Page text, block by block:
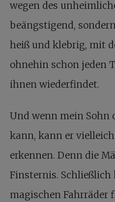
wegen des
beängstigend,
heiß und klebrig, mit
ohnehin schon jeden
ihnen wiederfindet.
Und wenn mein Sohn
kann, kann er
erkennen. Denn die
Finsternis. Schließlich
magischen Fahrräder